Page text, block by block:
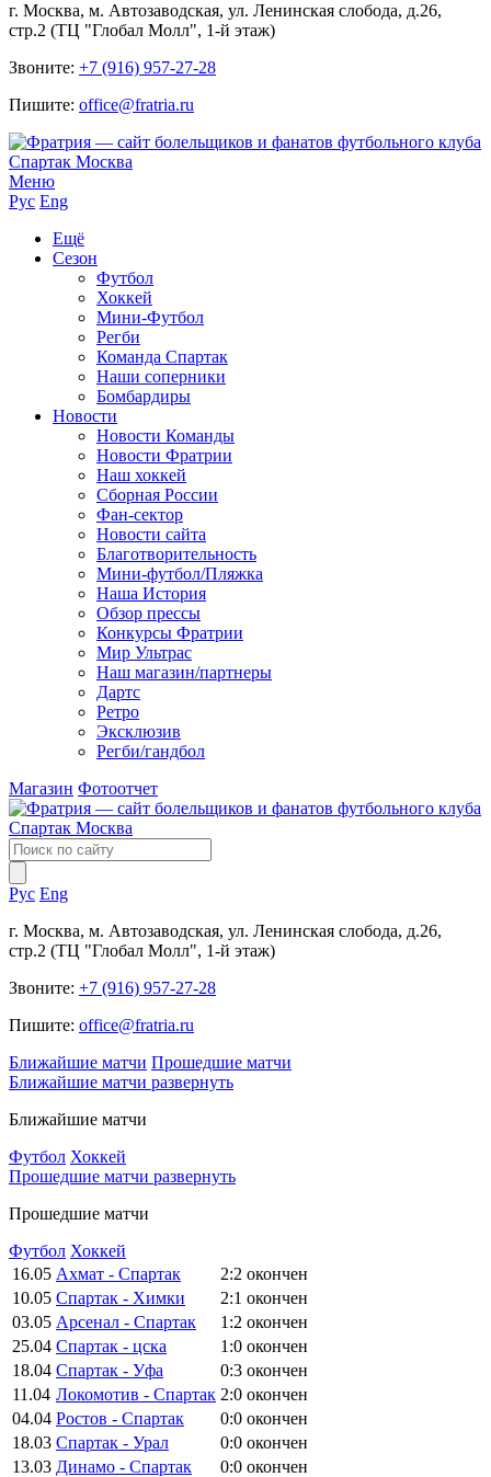
г. Москва, м. Автозаводская, ул. Ленинская слобода, д.26,
стр.2 (ТЦ "Глобал Молл", 1-й этаж)
Звоните: +7 (916) 957-27-28
Пишите: office@fratria.ru
Меню
Рус Eng
Ещё
Сезон
Футбол
Хоккей
Мини-Футбол
Регби
Команда Спартак
Наши соперники
Бомбардиры
Новости
Новости Команды
Новости Фратрии
Наш хоккей
Сборная России
Фан-cектор
Новости сайта
Благотворительность
Мини-футбол/Пляжка
Наша История
Обзор прессы
Конкурсы Фратрии
Мир Ультрас
Наш магазин/партнеры
Дартс
Ретро
Эксклюзив
Регби/гандбол
Магазин Фотоотчет
Рус Eng
г. Москва, м. Автозаводская, ул. Ленинская слобода, д.26,
стр.2 (ТЦ "Глобал Молл", 1-й этаж)
Звоните: +7 (916) 957-27-28
Пишите: office@fratria.ru
Ближайшие матчи Прошедшие матчи
Ближайшие матчи развернуть
Ближайшие матчи
Футбол Хоккей
Прошедшие матчи развернуть
Прошедшие матчи
Футбол Хоккей
16.05 Ахмат - Спартак 2:2 окончен
10.05 Спартак - Химки 2:1 окончен
03.05 Арсенал - Спартак 1:2 окончен
25.04 Спартак - цска 1:0 окончен
18.04 Спартак - Уфа 0:3 окончен
11.04 Локомотив - Спартак 2:0 окончен
04.04 Ростов - Спартак 0:0 окончен
18.03 Спартак - Урал 0:0 окончен
13.03 Динамо - Спартак 0:0 окончен